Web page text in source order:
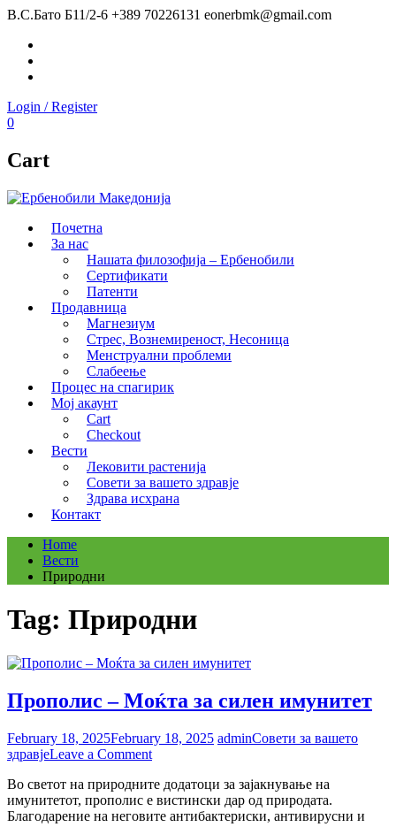
В.С.Бато Б11/2-6 +389 70226131 eonerbmk@gmail.com
Login / Register
0
Cart
Почетна
За нас
Нашата филозофија – Ербенобили
Сертификати
Патенти
Продавница
Магнезиум
Стрес, Вознемиреност, Несоница
Менструални проблеми
Слабеење
Процес на спагирик
Мој акаунт
Cart
Checkout
Вести
Лековити растенија
Совети за вашето здравје
Здрава исхрана
Контакт
Home
Вести
Природни
Tag: Природни
Прополис – Моќта за силен имунитет
February 18, 2025February 18, 2025 adminСовети за вашето
здравјеLeave a Commenton
–
Моќта
за
Во светот на природните додатоци за зајакнување на
имунитетот, прополис е вистински дар од природата.
Благодарение на неговите антибактериски, антивирусни и